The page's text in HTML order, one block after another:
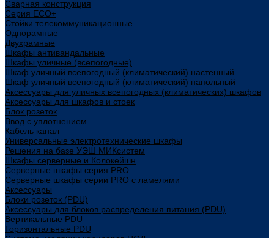
Сварная конструкция
Серия ECO+
Стойки телекоммуникационные
Однорамные
Двухрамные
Шкафы антивандальные
Шкафы уличные (всепогодные)
Шкаф уличный всепогодный (климатический) настенный
Шкаф уличный всепогодный (климатический) напольный
Аксессуары для уличных всепогодных (климатических) шкафов
Аксессуары для шкафов и стоек
Блок розеток
Ввод с уплотнением
Кабель канал
Универсальные электротехнические шкафы
Решения на базе УЭШ МИКсистем
Шкафы серверные и Колокейшн
Серверные шкафы серия PRO
Серверные шкафы серии PRO с ламелями
Аксессуары
Блоки розеток (PDU)
Аксессуары для блоков распределения питания (PDU)
Вертикальные PDU
Горизонтальные PDU